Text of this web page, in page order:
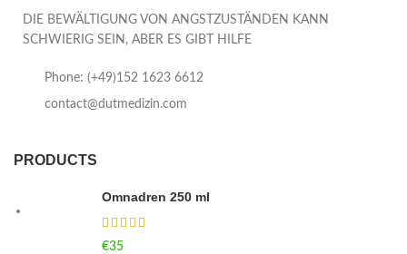
DIE BEWÄLTIGUNG VON ANGSTZUSTÄNDEN KANN
SCHWIERIG SEIN, ABER ES GIBT HILFE
Phone: (+49)152 1623 6612
contact@dutmedizin.com
PRODUCTS
Omnadren 250 ml
€35